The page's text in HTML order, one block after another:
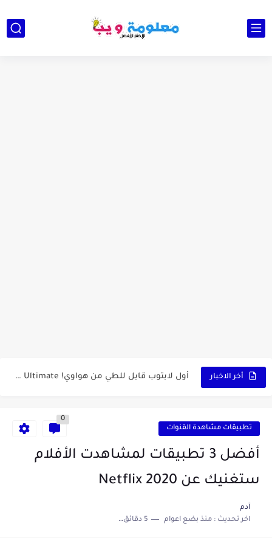
أخر الاخبار أول لابتوب قابل للطي من هواوي! MateBook X Fold Ultimate...
vidIQ: دليلك الذكي لتحسين سيو اليوتيوب ورفع نسبة المشاهدات 2025 تطبيقات مشاهدة القنوات
0
أفضل 3 تطبيقات لمشاهدت الأفلام
ستغنيك عن Netflix 2020
آدم
اخر تحديث :منذ بضع اعوام 5 دقائق للقراءة